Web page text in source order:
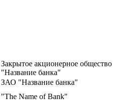
Закрытое акционерное общество
"Название банка"
ЗАО "Название банка"
"The Name of Bank"